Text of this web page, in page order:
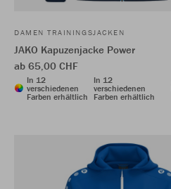
DAMEN TRAININGSJACKEN
JAKO Kapuzenjacke Power
ab 65,00 CHF
In 12
verschiedenen
Farben erhältlich
In 12
verschiedenen
Farben erhältlich